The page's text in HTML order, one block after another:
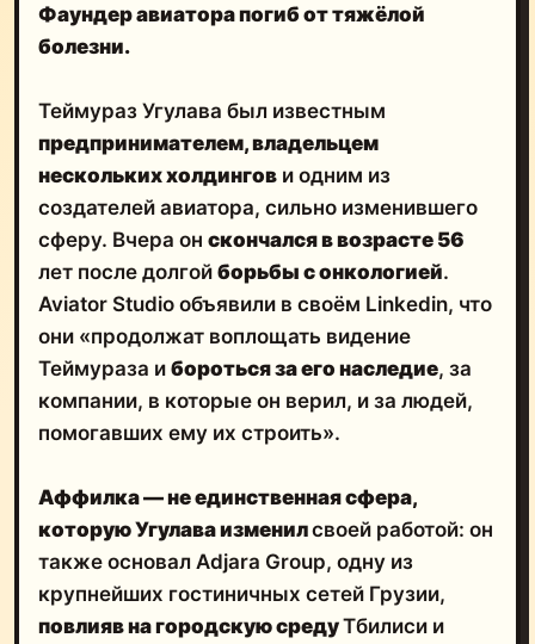
Фаундер авиатора погиб от тяжёлой
болезни.
Теймураз Угулава был известным
предпринимателем, владельцем
нескольких холдингов и одним из
создателей авиатора, сильно изменившего
сферу. Вчера он скончался в возрасте 56
лет после долгой борьбы с онкологией.
Aviator Studio объявили в своём Linkedin, что
они «продолжат воплощать видение
Теймураза и бороться за его наследие, за
компании, в которые он верил, и за людей,
помогавших ему их строить».
Аффилка — не единственная сфера,
которую Угулава изменилсвоей работой: он
также основал Adjara Group, одну из
крупнейших гостиничных сетей Грузии,
повлияв на городскую средуТбилиси и